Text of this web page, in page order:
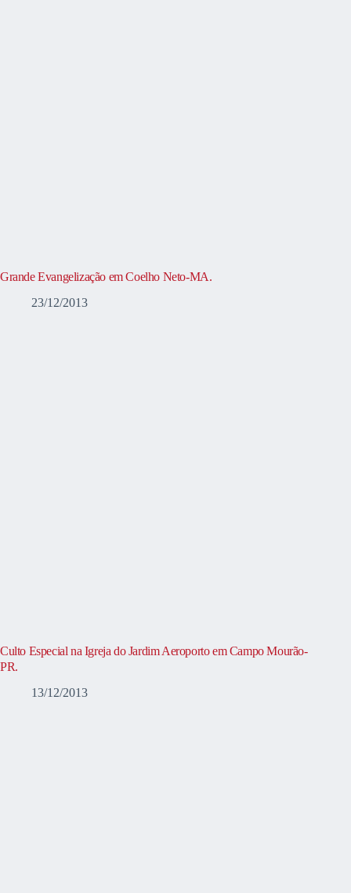
Grande Evangelização em Coelho Neto-MA.
23/12/2013
Culto Especial na Igreja do Jardim Aeroporto em Campo Mourão-
PR.
13/12/2013